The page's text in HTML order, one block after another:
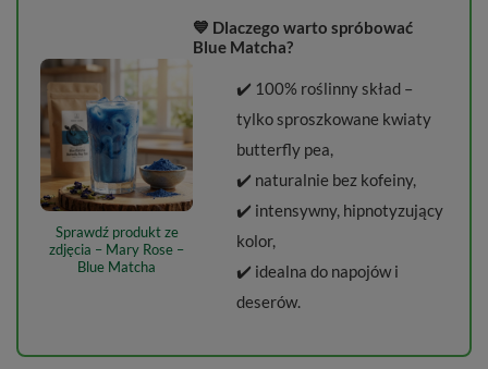
Sprawdź produkt ze
zdjęcia – Mary Rose –
Blue Matcha
💙 Dlaczego warto spróbować
Blue Matcha?
✔️ 100% roślinny skład –
tylko sproszkowane kwiaty
butterfly pea,
✔️ naturalnie bez kofeiny,
✔️ intensywny, hipnotyzujący
kolor,
✔️ idealna do napojów i
deserów.